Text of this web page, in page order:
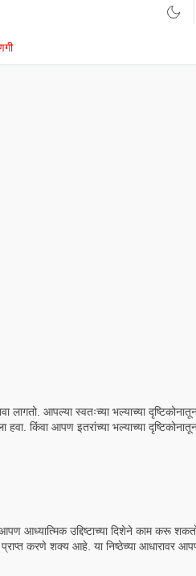
लागतो. आपल्या स्वतःच्या भल्याच्या
हवा. किंवा आपण इतरांच्या भल्याच्या
आपण आध्यात्मिक उद्दिष्टाच्या दिशेने काम करू
करणे शक्य आहे. या निष्ठेच्या आधारावर